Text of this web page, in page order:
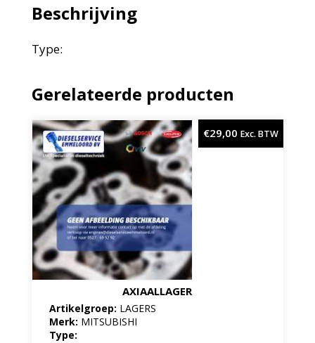
Beschrijving
Type:
Gerelateerde producten
AXIAALLAGER
Artikelgroep: LAGERS
Merk: MITSUBISHI
Type:
€29,00 Exc. BTW